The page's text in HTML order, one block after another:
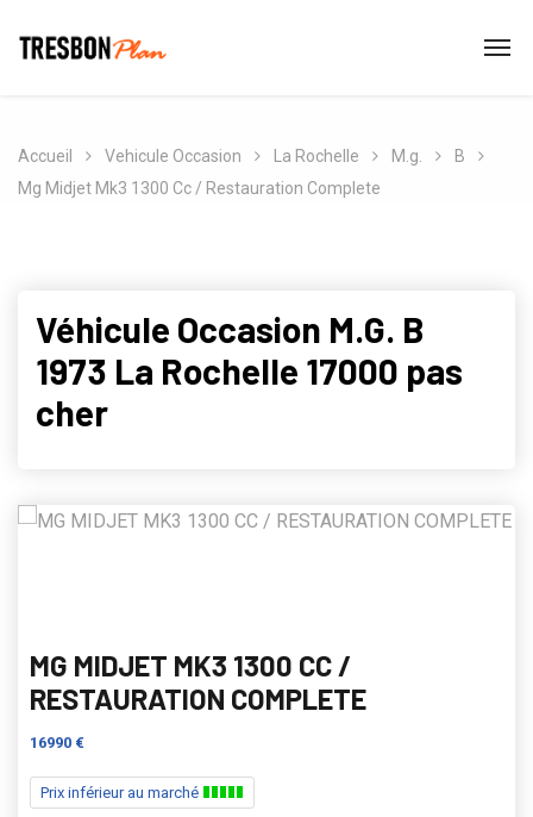
Accueil Vehicule Occasion La Rochelle M.g.
B
Mg Midjet Mk3 1300 Cc / Restauration Complete
Véhicule Occasion M.G. B
1973 La Rochelle 17000 pas
cher
MG MIDJET MK3 1300 CC /
RESTAURATION COMPLETE
16990 €
Prix inférieur au marché